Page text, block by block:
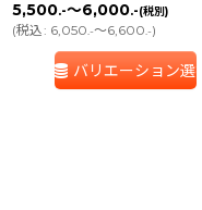
5,500.-～6,000.-(税別)
(税込: 6,050.-～6,600.-)
バリエーション選択